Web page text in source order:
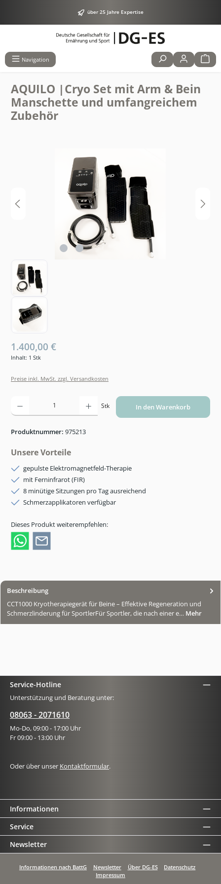
über 25 Jahre Expertise
Navigation
AQUILO |Cryo Set mit Arm & Bein
Manschette und umfangreichem
Zubehör
1.400,00 €
Inhalt: 1 Stk
Preise inkl. MwSt. zzgl. Versandkosten
Produkt Anzahl: Gib den gewünschten Wert ein oder benutze die Schaltflächen um die
Stk In den Warenkorb
Produktnummer: 975213
Unsere Vorteile
gepulste Elektromagnetfeld-Therapie
mit Ferninfrarot (FIR)
8 minütige Sitzungen pro Tag ausreichend
Schmerzapplikatoren verfügbar
Dieses Produkt weiterempfehlen:
Beschreibung
CCT1000 Kryotherapiegerät für Beine – Effektive Regeneration und
Schmerzlinderung für SportlerFür Sportler, die nach einer e… Mehr
Service-Hotline
Unterstützung und Beratung unter:
08063 - 2071610
Mo-Do, 09:00 - 17:00 Uhr
Fr 09:00 - 13:00 Uhr
Oder über unser Kontaktformular.
Informationen
Service
Newsletter
Informationen nach BattG Newsletter Über DG-ES
Datenschutz
Impressum